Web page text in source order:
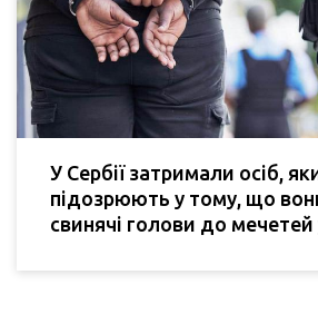
У Сербії затримали осіб,
підозрюють у тому, що
свинячі голови до